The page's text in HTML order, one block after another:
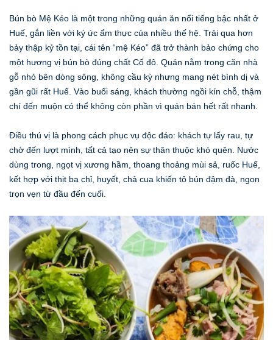
Bún bò Mệ Kéo là một trong những quán ăn nổi tiếng bậc nhất ở
Huế, gắn liền với ký ức ẩm thực của nhiều thế hệ. Trải qua hơn
bảy thập kỷ tồn tại, cái tên “mệ Kéo” đã trở thành bảo chứng cho
một hương vị bún bò đúng chất Cố đô. Quán nằm trong căn nhà
gỗ nhỏ bên dòng sông, không cầu kỳ nhưng mang nét bình dị và
gần gũi rất Huế. Vào buổi sáng, khách thường ngồi kín chỗ, thậm
chí đến muộn có thể không còn phần vì quán bán hết rất nhanh.
Điều thú vị là phong cách phục vụ độc đáo: khách tự lấy rau, tự
chờ đến lượt mình, tất cả tạo nên sự thân thuộc khó quên. Nước
dùng trong, ngọt vị xương hầm, thoang thoảng mùi sả, ruốc Huế,
kết hợp với thịt ba chỉ, huyết, chả cua khiến tô bún đậm đà, ngon
trọn vẹn từ đầu đến cuối.